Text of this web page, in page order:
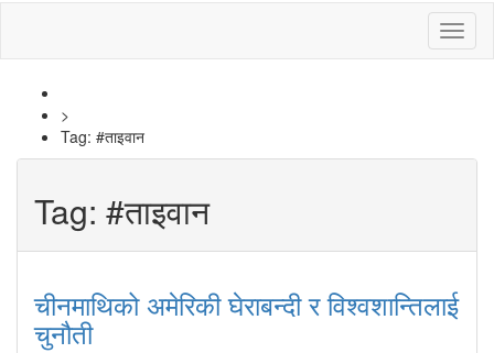
>
Tag: #ताइवान
Tag: #ताइवान
चीनमाथिको अमेरिकी घेराबन्दी र विश्वशान्तिलाई
चुनौती